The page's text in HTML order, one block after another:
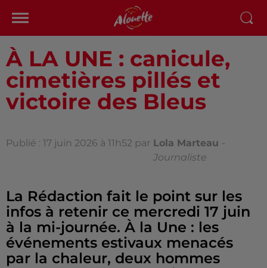
À LA UNE : canicule,
cimetières pillés et
victoire des Bleus
Publié : 17 juin 2026 à 11h52 par Lola Marteau -
Journaliste
La Rédaction fait le point sur les
infos à retenir ce mercredi 17 juin
à la mi-journée. À la Une : les
événements estivaux menacés
par la chaleur, deux hommes